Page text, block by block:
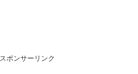
スポンサーリンク